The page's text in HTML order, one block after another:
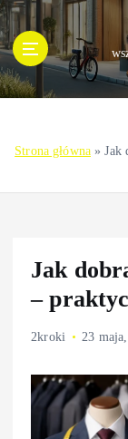
S
k
i
p
t
t
Strona główna»Jak
Jak
–
2kroki 23